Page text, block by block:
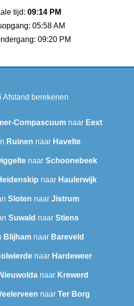
tijd: 09:14 PM
05:58 AM
09:20 PM
Afstand berekenen
Compascuum naar Eext
Ruinen naar Havelte
naar Schoonebeek
naar Haulerwijk
Sloten naar Jistrum
Suwald naar Stiens
Blijhamnaar Bareveld
naar Hardeweer
Nieuwolda naar Krewerd
naar Ter Borg